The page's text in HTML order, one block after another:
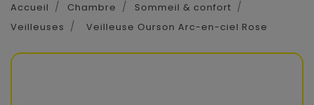
Accueil Chambre
Sommeil & confort
Veilleuses
Veilleuse Ourson Arc-en-ciel Rose